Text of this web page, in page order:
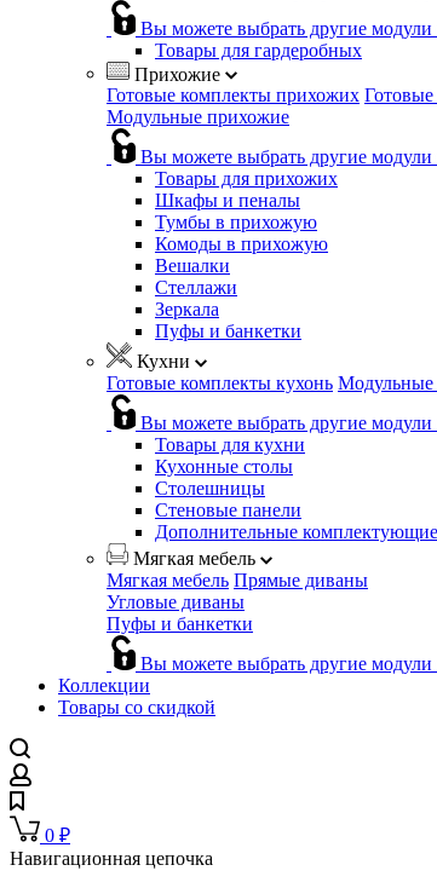
Вы можете выбрать другие
Товары для гардеробных
Прихожие
Готовые комплекты прихожих
Модульные прихожие
Вы можете выбрать другие
Товары для прихожих
Шкафы и пеналы
Тумбы в прихожую
Комоды в прихожую
Вешалки
Стеллажи
Зеркала
Пуфы и банкетки
Кухни
Готовые комплекты кухонь Модульные
Вы можете выбрать другие
Товары для кухни
Кухонные столы
Столешницы
Стеновые панели
Дополнительные комплектующие
Мягкая мебель
Мягкая мебель Прямые диваны
Угловые диваны
Пуфы и банкетки
Вы можете выбрать другие
Коллекции
Товары со скидкой
0 ₽
Навигационная цепочка